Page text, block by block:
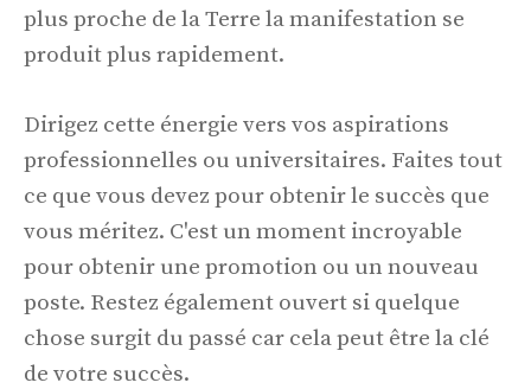
plus proche de la Terre la manifestation se
produit plus rapidement.
Dirigez cette énergie vers vos aspirations
professionnelles ou universitaires. Faites tout
ce que vous devez pour obtenir le succès que
vous méritez. C'est un moment incroyable
pour obtenir une promotion ou un nouveau
poste. Restez également ouvert si quelque
chose surgit du passé car cela peut être la clé
de votre succès.